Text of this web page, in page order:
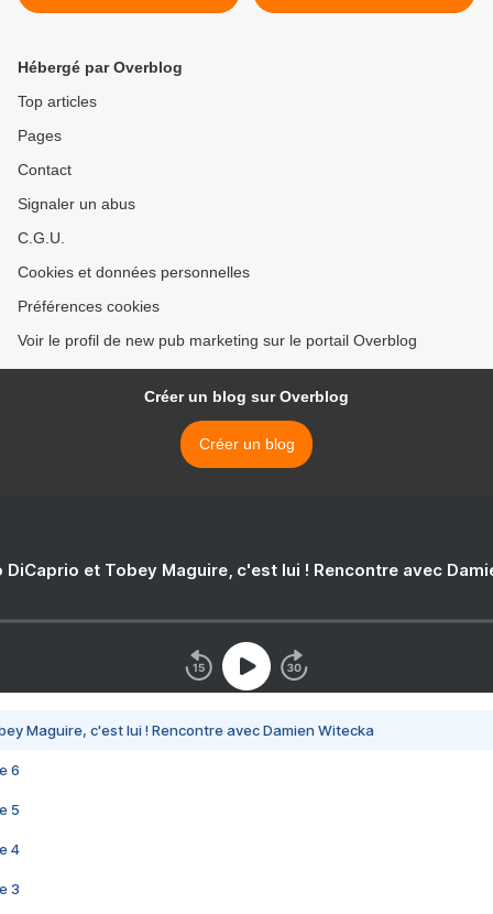
sens en marketing
pour l'IA des géants du Net
Hébergé par Overblog
Top articles
Pages
Contact
Signaler un abus
C.G.U.
Cookies et données personnelles
Préférences cookies
Voir le profil de new pub marketing sur le portail Overblog
Créer un blog sur Overblog
Créer un blog
DiCaprio et Tobey Maguire, c'est lui ! Rencontre avec
Maguire, c'est lui ! Rencontre avec Damien Witecka
6
5
4
3